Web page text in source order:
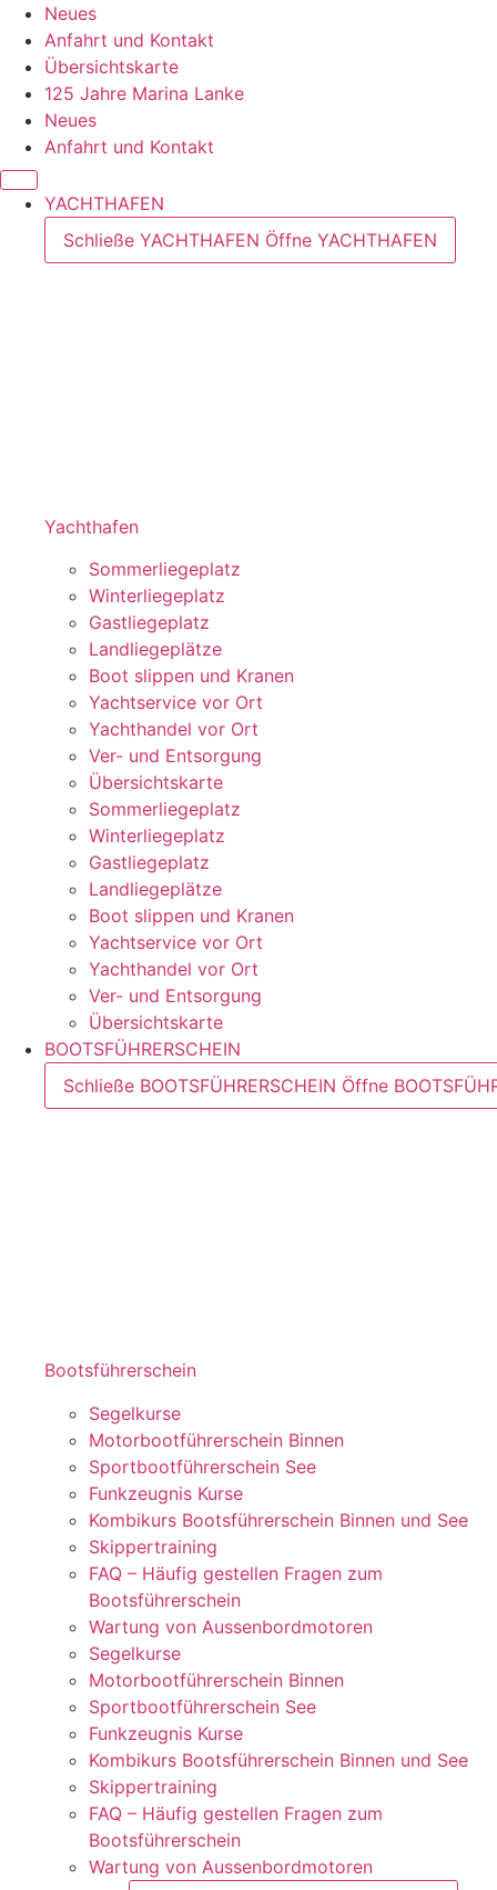
Zum
Inhalt
springen
Neues
Anfahrt und Kontakt
Übersichtskarte
125 Jahre Marina Lanke
Neues
Anfahrt und Kontakt
YACHTHAFEN
Schließe YACHTHAFEN Öffne YACHTHAFEN
Yachthafen
Sommerliegeplatz
Winterliegeplatz
Gastliegeplatz
Landliegeplätze
Boot slippen und Kranen
Yachtservice vor Ort
Yachthandel vor Ort
Ver- und Entsorgung
Übersichtskarte
Sommerliegeplatz
Winterliegeplatz
Gastliegeplatz
Landliegeplätze
Boot slippen und Kranen
Yachtservice vor Ort
Yachthandel vor Ort
Ver- und Entsorgung
Übersichtskarte
BOOTSFÜHRERSCHEIN
Schließe BOOTSFÜHRERSCHEIN Öffne
Bootsführerschein
Segelkurse
Motorbootführerschein Binnen
Sportbootführerschein See
Funkzeugnis Kurse
Kombikurs Bootsführerschein Binnen und See
Skippertraining
FAQ – Häufig gestellen Fragen zum
Bootsführerschein
Wartung von Aussenbordmotoren
Segelkurse
Motorbootführerschein Binnen
Sportbootführerschein See
Funkzeugnis Kurse
Kombikurs Bootsführerschein Binnen und See
Skippertraining
FAQ – Häufig gestellen Fragen zum
Bootsführerschein
Wartung von Aussenbordmotoren